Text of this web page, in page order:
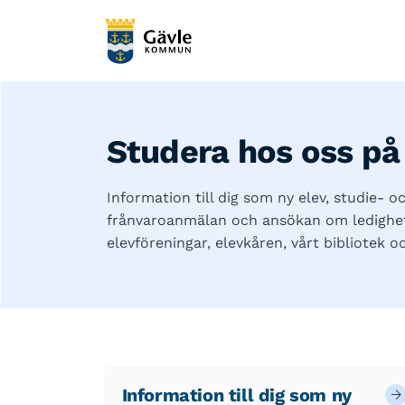
Studera hos oss
Information till dig som ny elev, studie-
frånvaroanmälan och ansökan om
elevföreningar, elevkåren, vårt bibliotek
Information till dig som ny